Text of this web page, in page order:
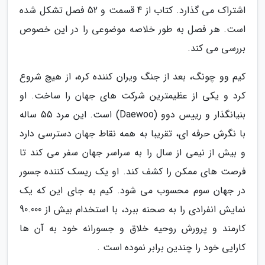
اشتراک می گذارد. کتاب از 4 قسمت و 52 فصل تشکل شده
است. هر فصل به طور خلاصه موضوعی را در این خصوص
بررسی می کند.
کیم وو چونگ، بعد از جنگ ویران کننده کره، از هیچ شروع
کرد و یکی از عظیمترین شرکت های جهان را ساخت. او
بنیانگذار و رییس دوو (Daewoo) است. این مرد 55 ساله
با نگرش حرفه ای، تقریبا به همه نقاط جهان دسترسی دارد
و بیش از نیمی از سال را به سراسر جهان سفر می کند تا
فرصت های ممکن را کشف کند. او یک ریسک کننده جسور
در جهان سوم محسوب می شود. کیم به جای این که یک
نمایش انفرادی را به صحنه ببرد، با استخدام بیش از 90.000
کارمند و پرورش روحیه خلاق و جسورانه خود به آن ها
کارایی خود را چندین برابر نموده است .